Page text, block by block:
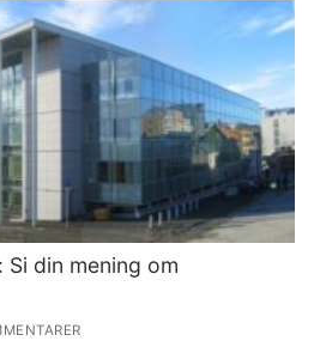
din mening om